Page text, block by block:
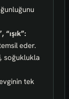
eder.
soğuklukla
tek